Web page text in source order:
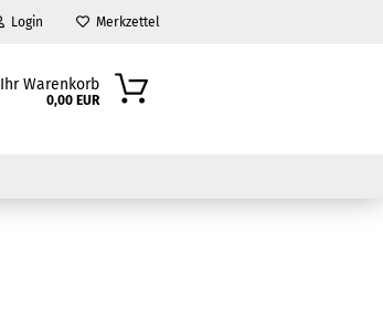
Login Merkzettel
Ihr Warenkorb
0,00 EUR